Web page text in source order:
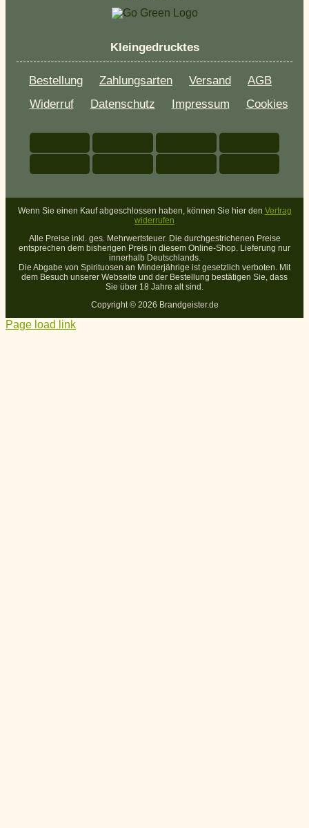
Kleingedrucktes
Bestellung Zahlungsarten Versand
AGB
Widerruf
Datenschutz Impressum Cookies
Wenn Sie einen Kauf abgeschlossen haben, können Sie hier den Vertrag
widerrufen
Alle Preise inkl. ges. Mehrwertsteuer. Die durchgestrichenen Preise
entsprechen dem bisherigen Preis in diesem Online-Shop. Lieferung nur
innerhalb Deutschlands.
Die Abgabe von Spirituosen an Minderjährige ist gesetzlich verboten. Mit
dem Besuch unserer Webseite und der Bestellung bestätigen Sie, dass
Sie über 18 Jahre alt sind.
Copyright © 2026 Brandgeister.de
Page load link